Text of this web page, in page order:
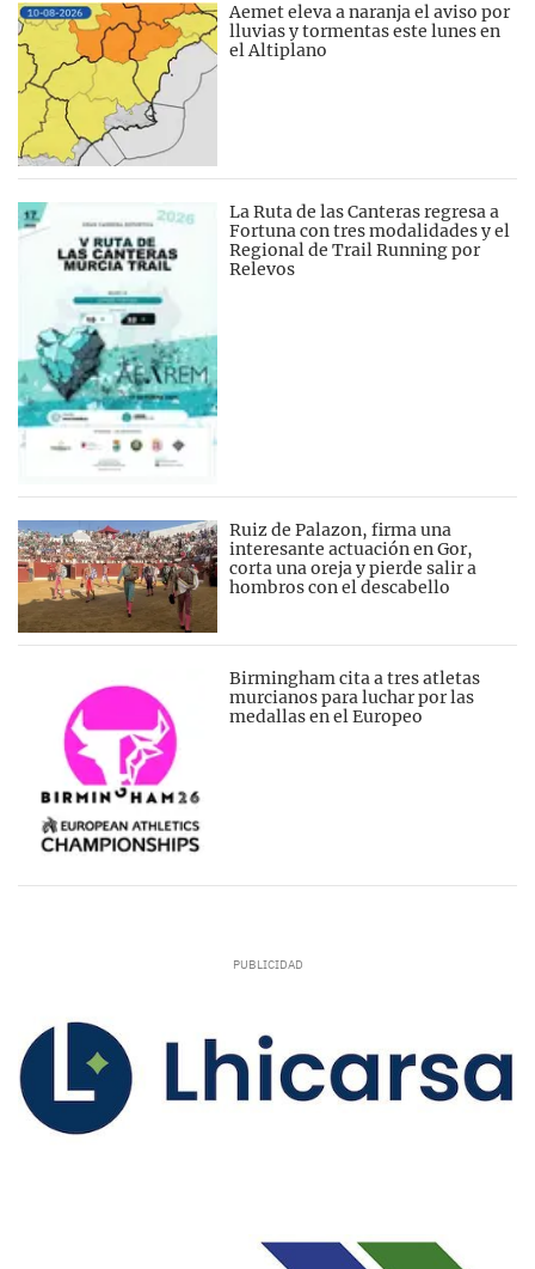
Aemet eleva a naranja el aviso por
lluvias y tormentas este lunes en
el Altiplano
La Ruta de las Canteras regresa a
Fortuna con tres modalidades y el
Regional de Trail Running por
Relevos
Ruiz de Palazon, firma una
interesante actuación en Gor,
corta una oreja y pierde salir a
hombros con el descabello
Birmingham cita a tres atletas
murcianos para luchar por las
medallas en el Europeo